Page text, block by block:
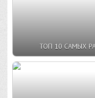
ТОП 10 САМЫХ